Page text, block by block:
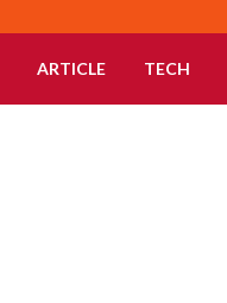
ARTICLE TECH